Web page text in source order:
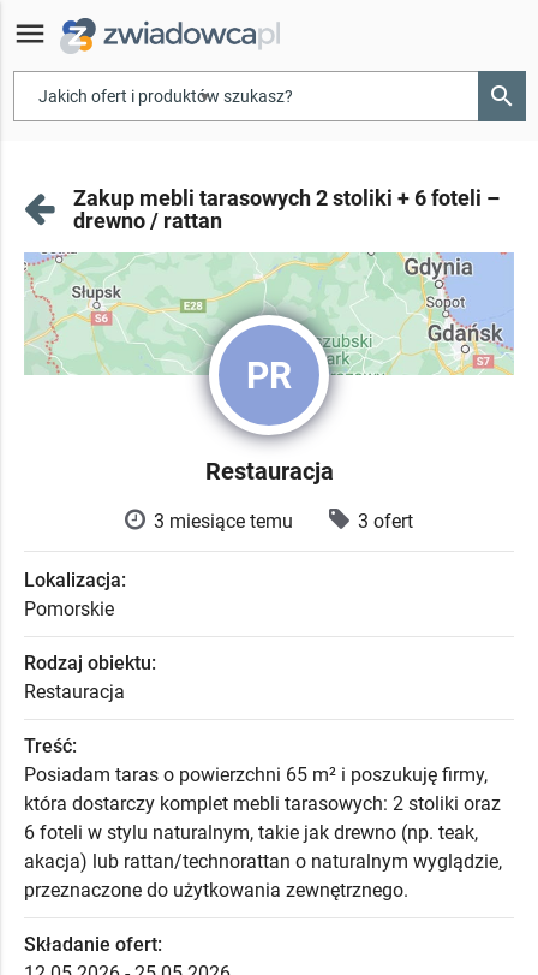
menu
▾ search
Zakup mebli tarasowych 2 stoliki + 6 foteli –
drewno / rattan
PR
Restauracja
3 miesiące temu 3 ofert
Lokalizacja:
Pomorskie
Rodzaj obiektu:
Restauracja
Treść:
Posiadam taras o powierzchni 65 m² i poszukuję firmy,
która dostarczy komplet mebli tarasowych: 2 stoliki oraz
6 foteli w stylu naturalnym, takie jak drewno (np. teak,
akacja) lub rattan/technorattan o naturalnym wyglądzie,
przeznaczone do użytkowania zewnętrznego.
Składanie ofert: